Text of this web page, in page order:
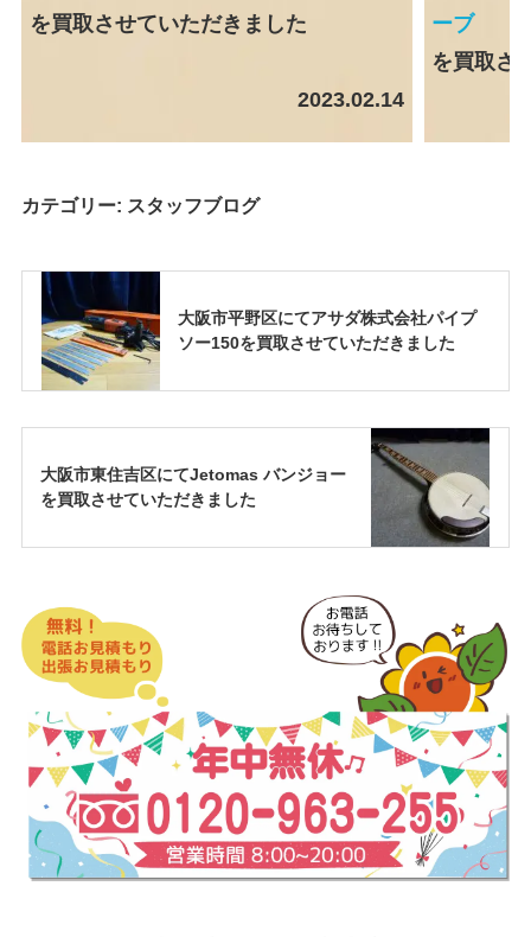
を買取させていただきました
2023.02.14
ーブ
を買取さ
カテゴリー: スタッフブログ
大阪市平野区にてアサダ株式会社パイプ
ソー150を買取させていただきました
大阪市東住吉区にてJetomas バンジョー
を買取させていただきました